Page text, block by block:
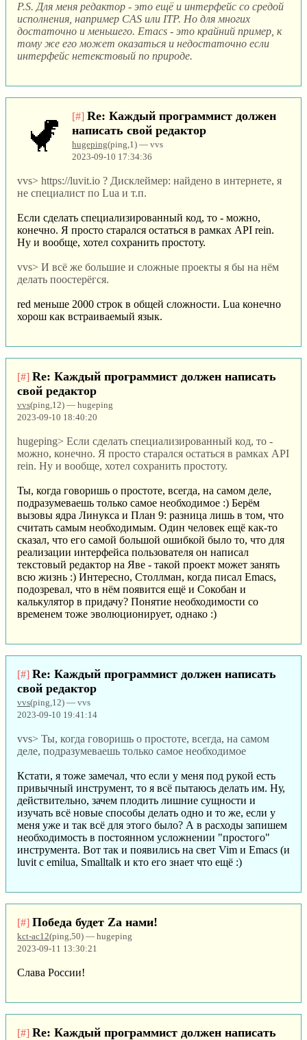
P.S. Для меня редактор - это ещё и интерфейс со средой
исполнения, например CAS или ITP. Но для многих
достаточно и меньшего. Emacs - это крайний пример, к
тому же его может оказаться и недостаточно если
интерфейс нетекстовый по природе.
[#] Re: Каждый программист должен
написать свой редактор
hugeping(ping,1) — vvs
2023-09-10 17:34:36
vvs> https://luvit.io ? Дисклеймер: найдено в интернете, я
не специалист по Lua и т.п.
Если сделать специализированный код, то - можно,
конечно. Я просто старался остаться в рамках API rein.
Ну и вообще, хотел сохранить простоту.
vvs> И всё же большие и сложные проекты я бы на нём
делать поостерёгся.
red меньше 2000 строк в общей сложности. Lua конечно
хорош как встраиваемый язык.
[#] Re: Каждый программист должен написать
свой редактор
vvs(ping,12) — hugeping
2023-09-10 18:40:20
hugeping> Если сделать специализированный код, то -
можно, конечно. Я просто старался остаться в рамках API
rein. Ну и вообще, хотел сохранить простоту.
Ты, когда говоришь о простоте, всегда, на самом деле,
подразумеваешь только самое необходимое :) Берём
вызовы ядра Линукса и План 9: разница лишь в том, что
считать самым необходимым. Один человек ещё как-то
сказал, что его самой большой ошибкой было то, что для
реализации интерфейса пользователя он написал
текстовый редактор на Яве - такой проект может занять
всю жизнь :) Интересно, Столлман, когда писал Emacs,
подозревал, что в нём появится ещё и Сокобан и
калькулятор в придачу? Понятие необходимости со
временем тоже эволюционирует, однако :)
[#] Re: Каждый программист должен написать
свой редактор
vvs(ping,12) — vvs
2023-09-10 19:41:14
vvs> Ты, когда говоришь о простоте, всегда, на самом
деле, подразумеваешь только самое необходимое
Кстати, я тоже замечал, что если у меня под рукой есть
привычный инструмент, то я всё пытаюсь делать им. Ну,
действительно, зачем плодить лишние сущности и
изучать всё новые способы делать одно и то же, если у
меня уже и так всё для этого было? А в расходы запишем
необходимость в постоянном усложнении "простого"
инструмента. Вот так и появились на свет Vim и Emacs (и
luvit с emilua, Smalltalk и кто его знает что ещё :)
[#] Победа будет Za нами!
kct-ac12(ping,50) — hugeping
2023-09-11 13:30:21
Слава России!
[#] Re: Каждый программист должен написать